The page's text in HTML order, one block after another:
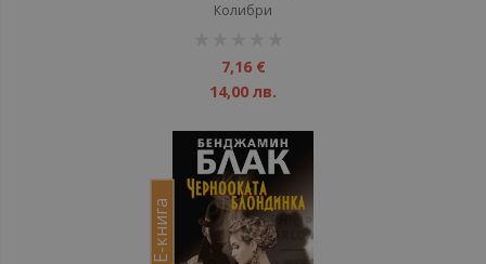
Колибри
7,16 €
14,00 лв.
Е-книга